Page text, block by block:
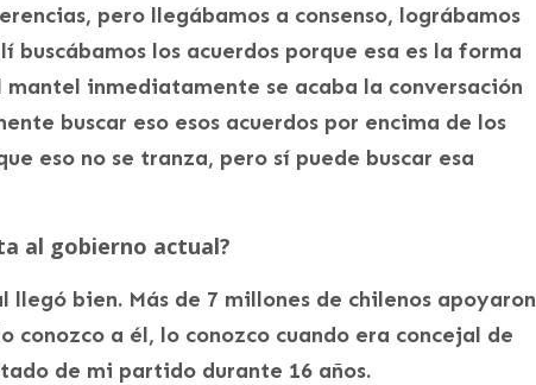
pero llegábamos a consenso, lográbamos
los acuerdos porque esa es la forma
inmediatamente se acaba la conversación
buscar eso esos acuerdos por encima de los
eso no se tranza, pero sí puede buscar esa
al gobierno actual?
bien. Más de 7 millones de chilenos apoyaron
conozco a él, lo conozco cuando era concejal de
de mi partido durante 16 años.